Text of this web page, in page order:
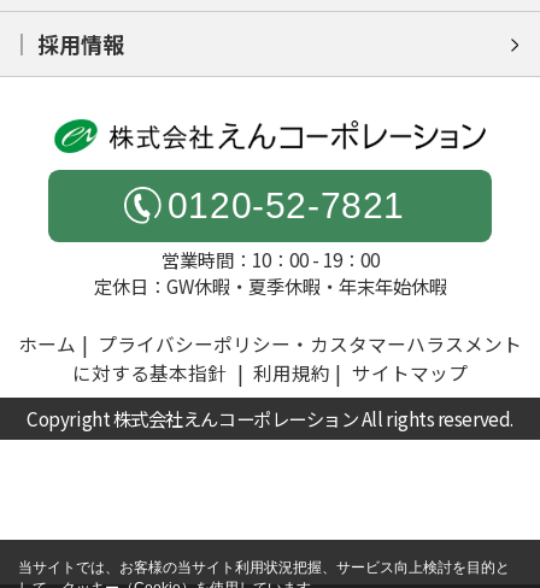
採用情報
0120-52-7821
営業時間：10：00 - 19：00
定休日：GW休暇・夏季休暇・年末年始休暇
ホーム
プライバシーポリシー・カスタマーハラスメント
に対する基本指針
利用規約 サイトマップ
Copyright 株式会社えんコーポレーション All rights reserved.
当サイトでは、お客様の当サイト利用状況把握、サービス向上検討を目的と